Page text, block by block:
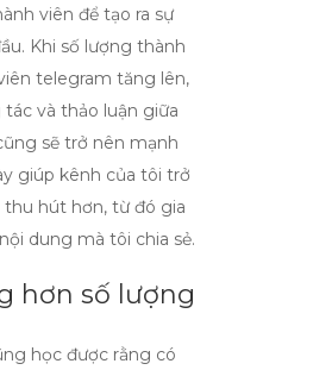
viên để tạo ra sự
Khi số lượng thành
telegram tăng lên,
và thảo luận giữa
sẽ trở nên mạnh
giúp kênh của tôi trở
thu hút hơn, từ đó gia
dung mà tôi chia sẻ.
hơn số lượng
học được rằng có